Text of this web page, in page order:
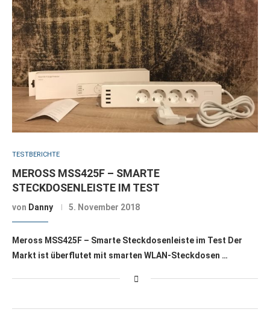
TESTBERICHTE
MEROSS MSS425F – SMARTE
STECKDOSENLEISTE IM TEST
von Danny 5. November 2018
Meross MSS425F – Smarte Steckdosenleiste im Test Der
Markt ist überflutet mit smarten WLAN-Steckdosen …